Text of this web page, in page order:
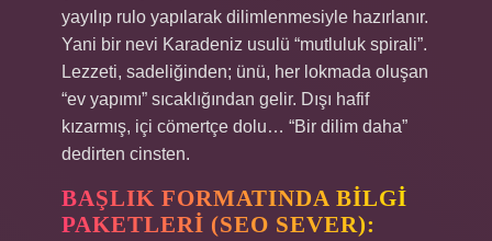
yayılıp rulo yapılarak dilimlenmesiyle hazırlanır.
Yani bir nevi Karadeniz usulü “mutluluk spirali”.
Lezzeti, sadeliğinden; ünü, her lokmada oluşan
“ev yapımı” sıcaklığından gelir. Dışı hafif
kızarmış, içi cömertçe dolu… “Bir dilim daha”
dedirten cinsten.
BAŞLIK FORMATINDA BILGI
PAKETLERI (SEO SEVER):